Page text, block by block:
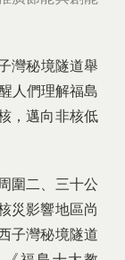
灣秘境隧道舉
人們理解福島
，邁向非核低
圍二、三十公
災影響地區尚
子灣秘境隧道